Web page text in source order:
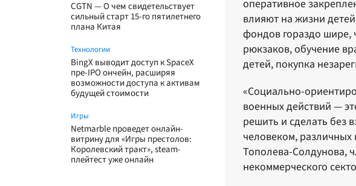
CGTN — О чем свидетельствует
сильный старт 15-го пятилетнего
плана Китая
Технологии
BingX выводит доступ к SpaceX
пре-IPO ончейн, расширяя
возможности доступа к активам
будущей стоимости
Игры
Netmarble проведет онлайн-
витрину для «Игры престолов:
Королевский тракт», steam-
плейтест уже онлайн
оперативное
влияют на жизни
фондов гораздо шире,
рюкзаков, обучение
детей, покупка
«Социально-
военных действий —
решить и сделать без
человеком, различных
Тополева-Солдунова,
некоммерческого